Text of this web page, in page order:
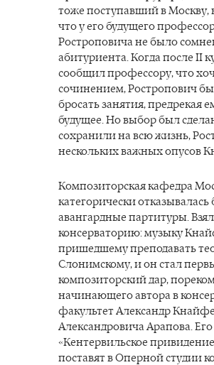
тоже поступавший в Москву,
что у его будущего
Ростроповича не было
абитуриента. Когда после II
сообщил профессору, что
сочинением, Ростропович
бросать занятия, предрекая
будущее. Но выбор был
сохранили на всю жизнь,
нескольких важных опусов
Композиторская кафедра
категорически
авангардные партитуры.
консерваторию: музыку
пришедшему преподавать
Слонимскому, и он стал
композиторский дар,
начинающего автора в
факультет Александр
Александровича Арапова.
«Кентервильское
поставят в Оперной студии